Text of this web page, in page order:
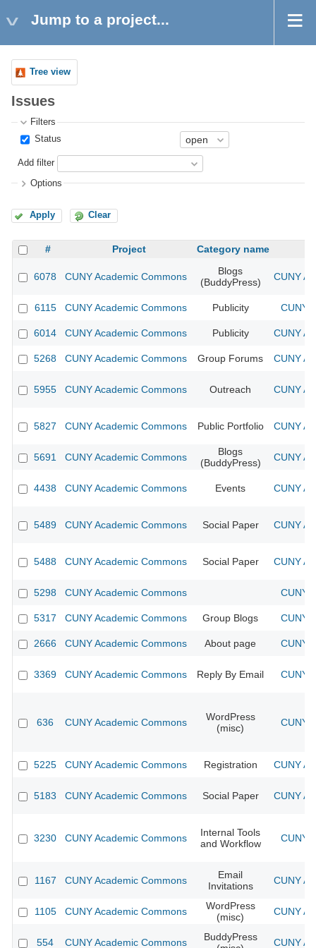
Jump to a project...
Tree view
Issues
Filters
Status
Add filter
Options
Apply Clear
# Project Category name
6078 CUNY Academic Commons
Blogs
(BuddyPress)
CUNY
6115 CUNY Academic Commons Publicity CUNY
6014 CUNY Academic Commons Publicity CUNY
5268 CUNY Academic Commons Group Forums CUNY
5955 CUNY Academic Commons Outreach CUNY
5827 CUNY Academic Commons Public Portfolio CUNY
5691 CUNY Academic Commons
Blogs
(BuddyPress)
CUNY
4438 CUNY Academic Commons Events CUNY
5489 CUNY Academic Commons Social Paper CUNY
5488 CUNY Academic Commons Social Paper CUNY
5298 CUNY Academic Commons CUNY
5317 CUNY Academic Commons Group Blogs CUNY
2666 CUNY Academic Commons About page CUNY
3369 CUNY Academic Commons Reply By Email CUNY
636 CUNY Academic Commons
WordPress
(misc)
CUNY
5225 CUNY Academic Commons Registration CUNY
5183 CUNY Academic Commons Social Paper CUNY
3230 CUNY Academic Commons
Internal Tools
and Workflow
CUNY
1167 CUNY Academic Commons
Email
Invitations
CUNY
1105 CUNY Academic Commons
WordPress
(misc)
CUNY
554 CUNY Academic Commons
BuddyPress
CUNY